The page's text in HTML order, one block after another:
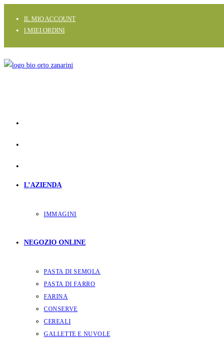
contenuto
IL MIO ACCOUNT
I MIEI ORDINI
L’AZIENDA
IMMAGINI
NEGOZIO ONLINE
PASTA DI SEMOLA
PASTA DI FARRO
FARINA
CONSERVE
CEREALI
GALLETTE E NUVOLE